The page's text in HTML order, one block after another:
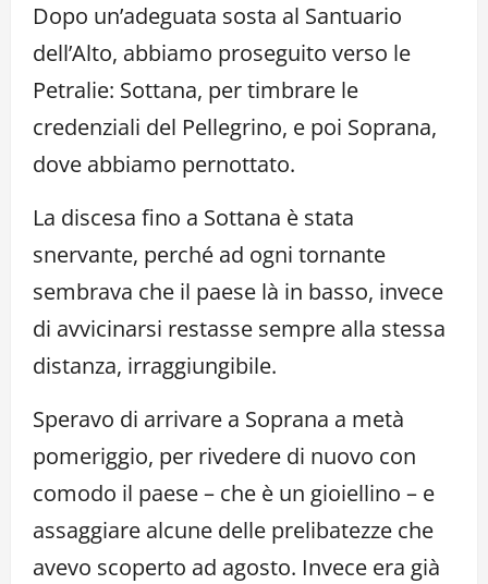
Dopo un’adeguata sosta al Santuario
dell’Alto, abbiamo proseguito verso le
Petralie: Sottana, per timbrare le
credenziali del Pellegrino, e poi Soprana,
dove abbiamo pernottato.
La discesa fino a Sottana è stata
snervante, perché ad ogni tornante
sembrava che il paese là in basso, invece
di avvicinarsi restasse sempre alla stessa
distanza, irraggiungibile.
Speravo di arrivare a Soprana a metà
pomeriggio, per rivedere di nuovo con
comodo il paese – che è un gioiellino – e
assaggiare alcune delle prelibatezze che
avevo scoperto ad agosto. Invece era già